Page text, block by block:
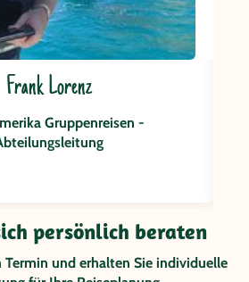
Frank Lorenz
Gruppenreisen -
persönlich beraten
Termin und erhalten Sie individuelle